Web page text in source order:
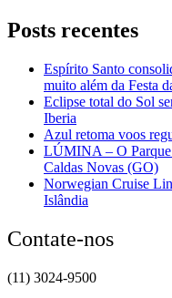
Posts recentes
Espírito Santo
muito além da Festa
Eclipse total do Sol
Iberia
Azul retoma voos
LÚMINA – O Parque
Caldas Novas (GO)
Norwegian Cruise
Islândia
Contate-nos
(11) 3024-9500